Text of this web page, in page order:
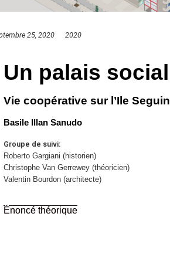
25, 2020 2020
Un palais social
Vie coopérative sur l’Ile Seguin
Basile Illan Sanudo
Groupe de suivi:
Roberto Gargiani (historien)
Christophe Van Gerrewey (théoricien)
Valentin Bourdon (architecte)
Énoncé théorique